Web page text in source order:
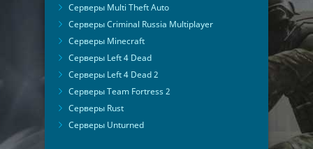
Серверы Multi Theft Auto
Серверы Criminal Russia Multiplayer
Серверы Minecraft
Серверы Left 4 Dead
Серверы Left 4 Dead 2
Серверы Team Fortress 2
Серверы Rust
Серверы Unturned